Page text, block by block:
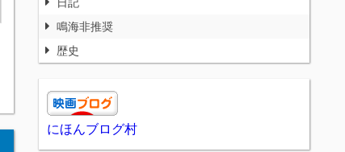
鳴海非推奨
歴史
にほんブログ村